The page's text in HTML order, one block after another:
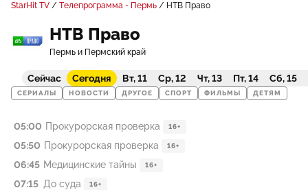
StarHit TV Телепрограмма - Пермь НТВ Право
НТВ Право
Пермь и Пермский край
Сейчас Сегодня Вт, 11 Ср, 12 Чт, 13 Пт, 14 Сб, 15
СЕРИАЛЫ НОВОСТИ ДРУГОЕ СПОРТ ФИЛЬМЫ ДЕТЯМ
05:00 Прокурорская проверка 16+
05:50 Прокурорская проверка 16+
06:45 Медицинские тайны 16+
07:15 До суда 16+